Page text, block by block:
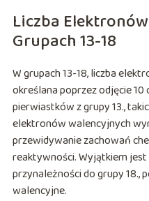
Liczba
Grupach 13-18
W grupach 13-18, liczba
określana poprzez odjęcie 10
pierwiastków z grupy 13.,
elektronów walencyjnych
przewidywanie zachowań
reaktywności. Wyjątkiem
przynależności do grupy 18.,
walencyjne.